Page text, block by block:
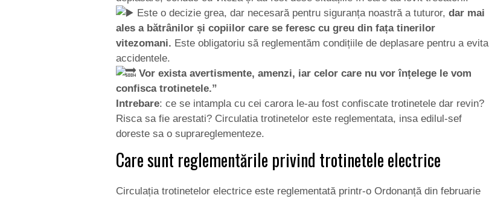
Este o decizie grea, dar necesară pentru siguranța noastră a tuturor, dar mai
ales a bătrânilor și copiilor care se feresc cu greu din fața tinerilor
vitezomani. Este obligatoriu să reglementăm condițiile de deplasare pentru a evita
accidentele.
Vor exista avertismente, amenzi, iar celor care nu vor înțelege le vom
confisca trotinetele.”
Intrebare: ce se intampla cu cei carora le-au fost confiscate trotinetele dar revin?
Risca sa fie arestati? Circulatia trotinetelor este reglementata, insa edilul-sef
doreste sa o suprareglementeze.
Care sunt reglementările privind trotinetele electrice
Circulația trotinetelor electrice este reglementată printr-o Ordonanță din februarie